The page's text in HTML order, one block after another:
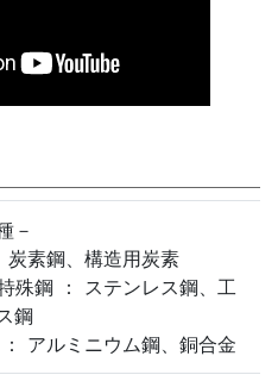
－
素鋼、構造用炭素
： ステンレス鋼、工
鋼
アルミニウム鋼、銅合金